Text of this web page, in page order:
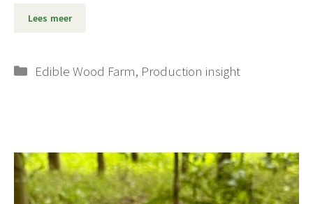
Lees meer
Categorieën
Edible Wood Farm, Production insight